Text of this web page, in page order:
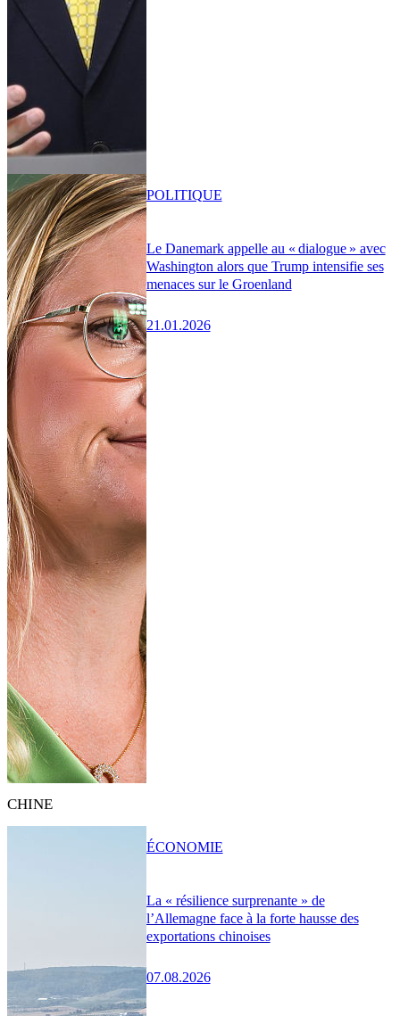
Le Danemark appelle au « dialogue » avec
Washington alors que Trump intensifie ses
menaces sur le Groenland
21.01.2026
POLITIQUE
CHINE
La « résilience surprenante » de
l’Allemagne face à la forte hausse des
exportations chinoises
07.08.2026
ÉCONOMIE